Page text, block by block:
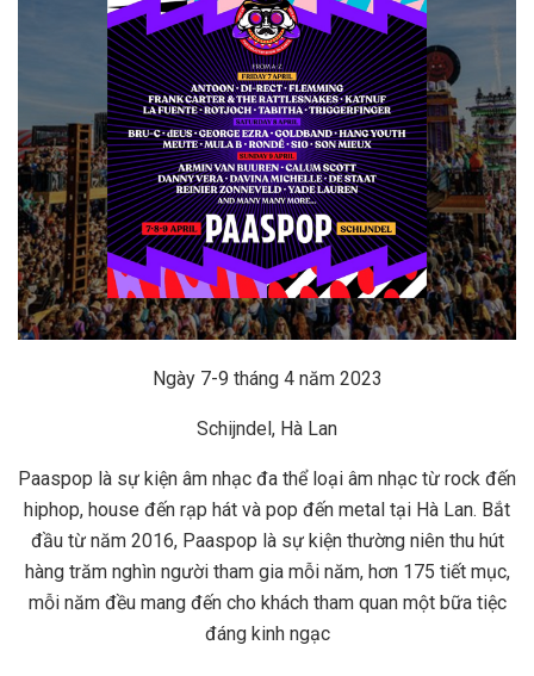
Ngày 7-9 tháng 4 năm 2023
Schijndel, Hà Lan
Paaspop là sự kiện âm nhạc đa thể loại âm nhạc từ rock đến
hiphop, house đến rạp hát và pop đến metal tại Hà Lan. Bắt
đầu từ năm 2016, Paaspop là sự kiện thường niên thu hút
hàng trăm nghìn người tham gia mỗi năm, hơn 175 tiết mục,
mỗi năm đều mang đến cho khách tham quan một bữa tiệc
đáng kinh ngạc